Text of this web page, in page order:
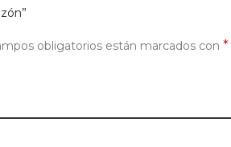
obligatorios están marcados con *